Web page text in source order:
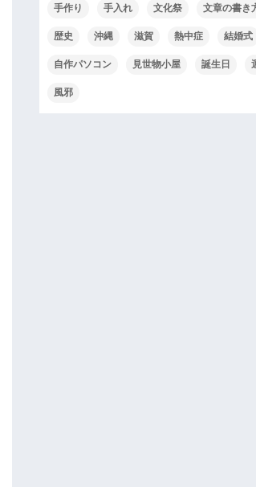
手作り 手入れ 文化祭 文章の書き
歴史 沖縄 滋賀 熱中症 結婚式
自作パソコン 見世物小屋 誕生日
風邪